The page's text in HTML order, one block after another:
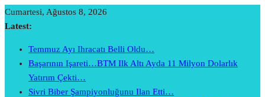
Skip
To
Cumartesi, Ağustos 8, 2026
Latest:
Temmuz Ayı Ihracatı Belli Oldu…
Başarının Işareti…BTM Ilk Altı Ayda 11 Milyon Dolarlık
Yatırım Çekti…
Sivri Biber Şampiyonluğunu Ilan Etti…